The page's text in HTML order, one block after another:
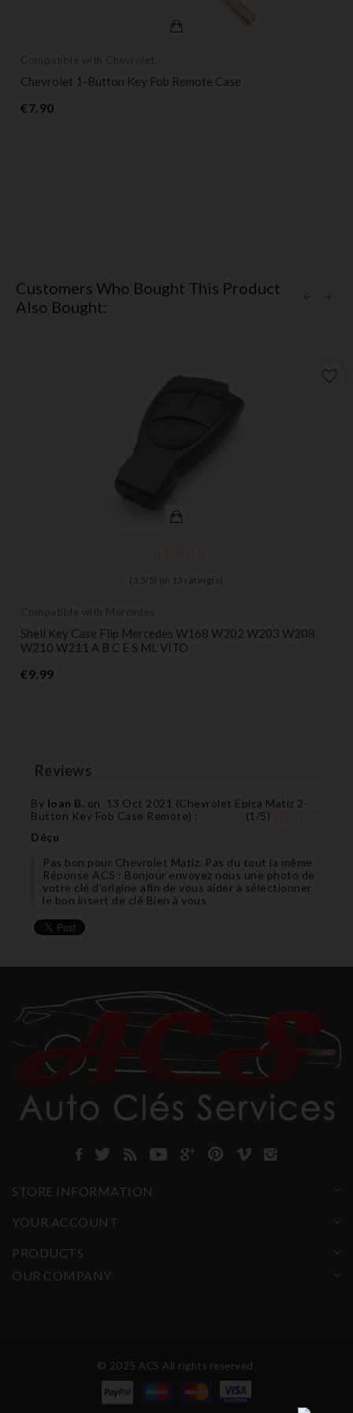
Compatible with Chevrolet
Chevrolet 1-Button Key Fob Remote Case
€7.90Price
Customers Who Bought This Product
Also Bought:
( 3,5/ 5) on 13 rating(s)
Compatible with Mercedes
Shell Key Case Flip Mercedes W168 W202 W203 W208
W210 W211 A B C E S ML VITO
€9.99Price
Reviews
By Ioan B. on 13 Oct 2021 (Chevrolet Epica Matiz 2-
Button Key Fob Case Remote) : (1 /5)
Déçu
Pas bon pour Chevrolet Matiz. Pas du tout la même
Réponse ACS : Bonjour envoyez nous une photo de
votre clé d'origine afin de vous aider à sélectionner
le bon insert de clé Bien à vous
STORE INFORMATION
YOUR ACCOUNT
PRODUCTS
OUR COMPANY
© 2025 ACS All rights reserved.